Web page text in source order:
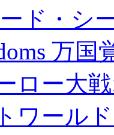
ド・シ
万
ロー大
ワール